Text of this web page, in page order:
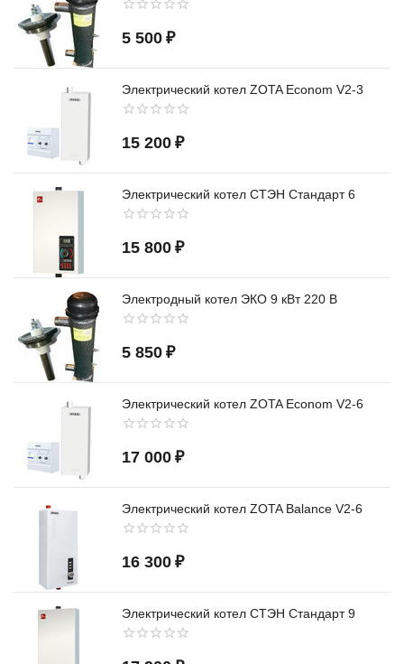
5 500 ₽
Электрический котел ZOTA Econom V2-3
15 200 ₽
Электрический котел СТЭН Стандарт 6
15 800 ₽
Электродный котел ЭКО 9 кВт 220 В
5 850 ₽
Электрический котел ZOTA Econom V2-6
17 000 ₽
Электрический котел ZOTA Balance V2-6
16 300 ₽
Электрический котел СТЭН Стандарт 9